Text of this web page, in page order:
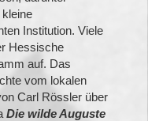
Institution. Viele
Hessische
auf. Das
vom lokalen
Carl Rössler über
Die wilde Auguste